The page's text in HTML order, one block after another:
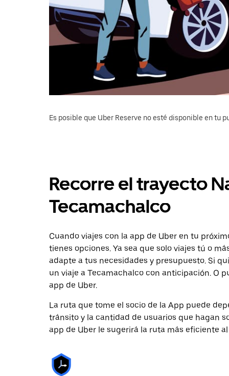
Es posible que Uber Reserve no esté disponible en tu
Recorre el trayecto
Tecamachalco
Cuando viajes con la app de Uber en tu
tienes opciones. Ya sea que solo viajes tú o
adapte a tus necesidades y presupuesto. Si
un viaje a Tecamachalco con anticipación. O
app de Uber.
La ruta que tome el socio de la App puede
tránsito y la cantidad de usuarios que hagan
app de Uber le sugerirá la ruta más eficiente